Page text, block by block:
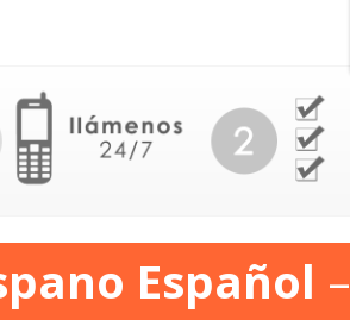
Español –